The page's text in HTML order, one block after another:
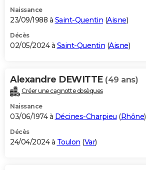
Naissance
23/09/1988 à Saint-Quentin (Aisne)
Décès
02/05/2024 à Saint-Quentin (Aisne)
Alexandre DEWITTE (49 ans)
Créer une cagnotte obsèques
Naissance
03/06/1974 à Décines-Charpieu (Rhône)
Décès
24/04/2024 à Toulon (Var)